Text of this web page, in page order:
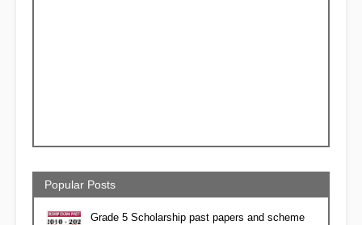
Popular Posts
Grade 5 Scholarship past papers and scheme